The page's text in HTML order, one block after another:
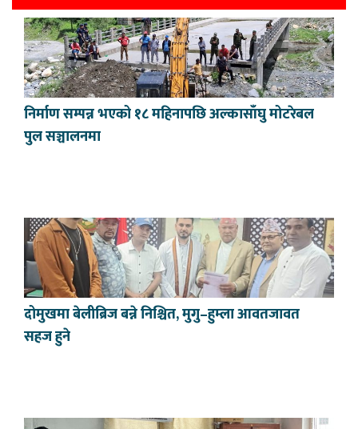
निर्माण सम्पन्न भएको १८ महिनापछि अल्कासाँघु मोटरेबल
पुल सञ्चालनमा
दोमुखमा बेलीब्रिज बन्ने निश्चित, मुगु–हुम्ला आवतजावत
सहज हुने